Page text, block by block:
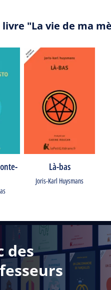
"La vie de ma
Là-bas
Joris-Karl Huysmans
des